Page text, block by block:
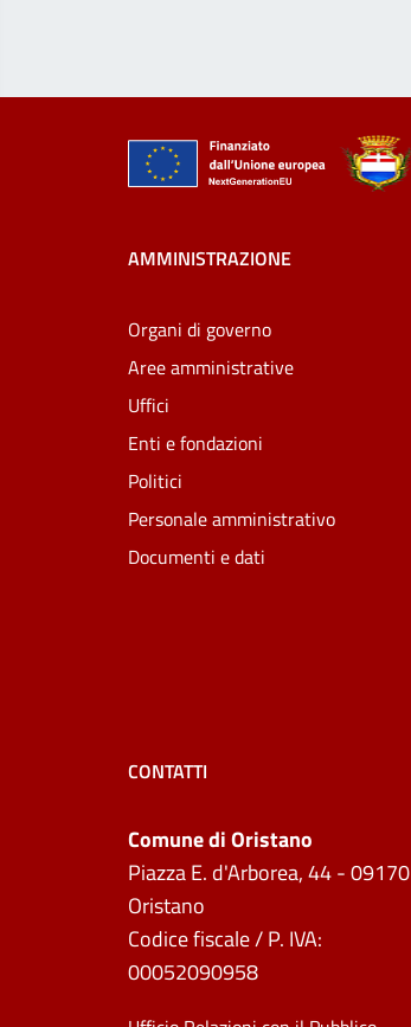
AMMINISTRAZIONE
Organi di governo
Aree amministrative
Uffici
Enti e fondazioni
Politici
Personale amministrativo
Documenti e dati
CONTATTI
Comune di Oristano
Piazza E. d'Arborea, 44 - 09170
Oristano
Codice fiscale / P. IVA:
00052090958